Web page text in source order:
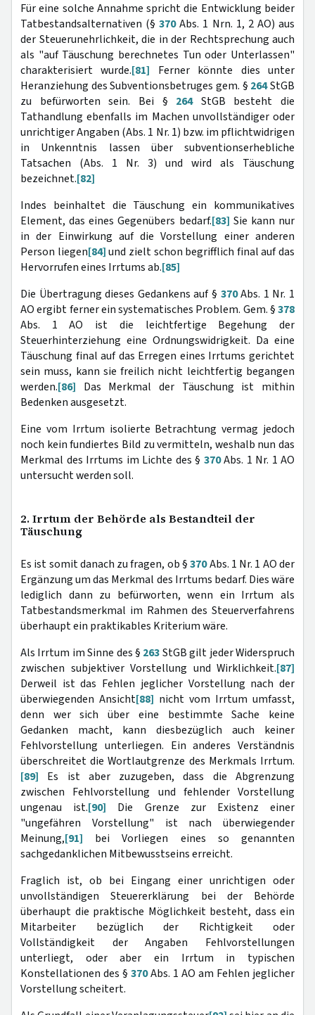
Für eine solche Annahme spricht die Entwicklung beider
Tatbestandsalternativen (§370Abs. 1 Nrn. 1, 2 AO) aus
der Steuerunehrlichkeit, die in der Rechtsprechung auch
als "auf Täuschung berechnetes Tun oder Unterlassen"
charakterisiert wurde.[81] Ferner könnte dies unter
Heranziehung des Subventionsbetruges gem. § 264StGB
zu befürworten sein. Bei § 264StGB besteht die
Tathandlung ebenfalls im Machen unvollständiger oder
unrichtiger Angaben (Abs. 1 Nr. 1) bzw. im pflichtwidrigen
in Unkenntnis lassen über subventionserhebliche
Tatsachen (Abs. 1 Nr. 3) und wird als Täuschung
bezeichnet.[82]
Indes beinhaltet die Täuschung ein kommunikatives
Element, das eines Gegenübers bedarf.[83] Sie kann nur
in der Einwirkung auf die Vorstellung einer anderen
Person liegen[84]und zielt schon begrifflich final auf das
Hervorrufen eines Irrtums ab.[85]
Die Übertragung dieses Gedankens auf § 370Abs. 1 Nr. 1
AO ergibt ferner ein systematisches Problem. Gem. §378
Abs. 1 AO ist die leichtfertige Begehung der
Steuerhinterziehung eine Ordnungswidrigkeit. Da eine
Täuschung final auf das Erregen eines Irrtums gerichtet
sein muss, kann sie freilich nicht leichtfertig begangen
werden.[86] Das Merkmal der Täuschung ist mithin
Bedenken ausgesetzt.
Eine vom Irrtum isolierte Betrachtung vermag jedoch
noch kein fundiertes Bild zu vermitteln, weshalb nun das
Merkmal des Irrtums im Lichte des § 370Abs. 1 Nr. 1 AO
untersucht werden soll.
2. Irrtum der Behörde als Bestandteil der
Täuschung
Es ist somit danach zu fragen, ob §370Abs. 1 Nr. 1 AO der
Ergänzung um das Merkmal des Irrtums bedarf. Dies wäre
lediglich dann zu befürworten, wenn ein Irrtum als
Tatbestandsmerkmal im Rahmen des Steuerverfahrens
überhaupt ein praktikables Kriterium wäre.
Als Irrtum im Sinne des § 263StGB gilt jeder Widerspruch
zwischen subjektiver Vorstellung und Wirklichkeit.[87]
Derweil ist das Fehlen jeglicher Vorstellung nach der
überwiegenden Ansicht[88] nicht vom Irrtum umfasst,
denn wer sich über eine bestimmte Sache keine
Gedanken macht, kann diesbezüglich auch keiner
Fehlvorstellung unterliegen. Ein anderes Verständnis
überschreitet die Wortlautgrenze des Merkmals Irrtum.
[89] Es ist aber zuzugeben, dass die Abgrenzung
zwischen Fehlvorstellung und fehlender Vorstellung
ungenau ist.[90] Die Grenze zur Existenz einer
"ungefähren Vorstellung" ist nach überwiegender
Meinung,[91] bei Vorliegen eines so genannten
sachgedanklichen Mitbewusstseins erreicht.
Fraglich ist, ob bei Eingang einer unrichtigen oder
unvollständigen Steuererklärung bei der Behörde
überhaupt die praktische Möglichkeit besteht, dass ein
Mitarbeiter bezüglich der Richtigkeit oder
Vollständigkeit der Angaben Fehlvorstellungen
unterliegt, oder aber ein Irrtum in typischen
Konstellationen des § 370Abs. 1 AO am Fehlen jeglicher
Vorstellung scheitert.